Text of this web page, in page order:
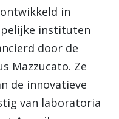
in
instituten
door de
Mazzucato. Ze
de innovatieve
van laboratoria